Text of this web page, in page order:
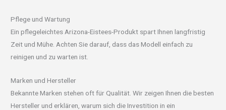
Pflege und Wartung
Ein pflegeleichtes Arizona-Eistees-Produkt spart Ihnen langfristig
Zeit und Mühe. Achten Sie darauf, dass das Modell einfach zu
reinigen und zu warten ist.
Marken und Hersteller
Bekannte Marken stehen oft für Qualität. Wir zeigen Ihnen die besten
Hersteller und erklären, warum sich die Investition in ein